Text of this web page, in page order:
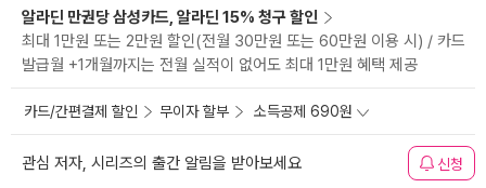
알라딘 만권당 삼성카드, 알라딘 15% 청구 할인
최대 1만원 또는 2만원 할인(전월 30만원 또는 60만원 이용 시) / 카드
발급월 +1개월까지는 전월 실적이 없어도 최대 1만원 혜택 제공
카드/간편결제 할인 무이자 할부 소득공제 690원
관심 저자, 시리즈의 출간 알림을 받아보세요 신청